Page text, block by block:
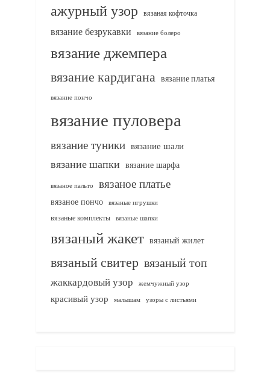
ажурный узор вязаная кофточка
вязание безрукавки вязание болеро
вязание джемпера
вязание кардигана вязание платья
вязание пончо
вязание пуловера
вязание туники вязание шали
вязание шапки вязание шарфа
вязаное пальто вязаное платье
вязаное пончо вязаные игрушки
вязаные комплекты
вязаные шапки
вязаный жакет вязаный жилет
вязаный свитер вязаный топ
жаккардовый узор жемчужный узор
красивый узор малышам узоры с листьями